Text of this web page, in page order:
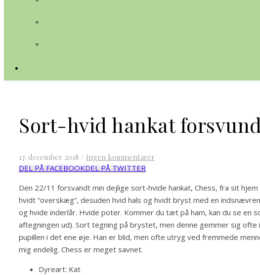
Sort-hvid hankat
17. december 2018 / Ingen kommentarer
DEL PÅ FACEBOOKDEL PÅ TWITTER
Den 22/11 forsvandt min dejlige sort-hvide hankat, Chess, fra sit
hvidt “overskæg”, desuden hvid hals og hvidt bryst med en
og hvide inderlår. Hvide poter. Kommer du tæt på ham, kan du se en
aftegningen ud). Sort tegning på brystet, men denne gemmer sig
pupillen i det ene øje. Han er blid, men ofte utryg ved fremmede
mig endelig. Chess er meget savnet.
Dyreart: Kat